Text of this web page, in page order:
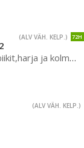
72H
(ALV VÄH. KELP.)
ja kolme kauhaa
(ALV VÄH. KELP.)